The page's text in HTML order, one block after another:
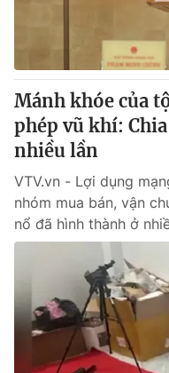
Mánh khóe của
phép vũ khí:
nhiều lần
VTV.vn - Lợi dụng
nhóm mua bán, vận
nổ đã hình thành ở